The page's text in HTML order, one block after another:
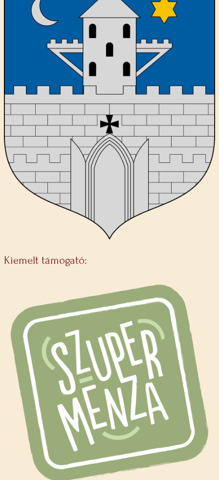
Kiemelt támogató: